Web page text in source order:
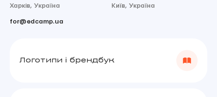
Харків, Україна
Київ, Україна
for@edcamp.ua
Логотипи і брендбук